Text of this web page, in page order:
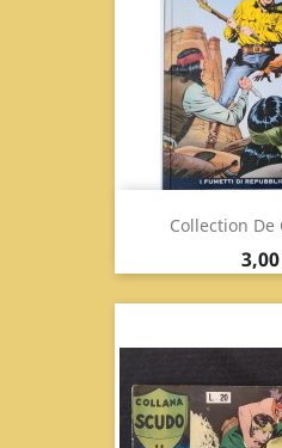
Collection De
Prix